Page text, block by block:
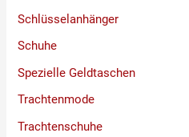
Schlüsselanhänger
Schuhe
Spezielle Geldtaschen
Trachtenmode
Trachtenschuhe